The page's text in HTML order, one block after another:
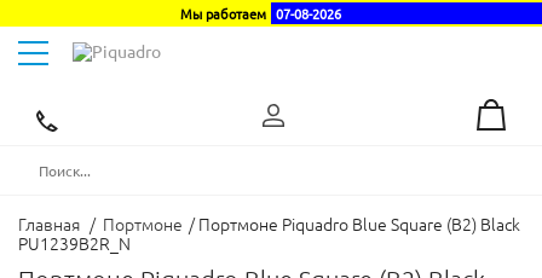
Мы работаем 07-08-2026
Toggle
navigation
Главная / Портмоне / Портмоне Piquadro Blue Square (B2) Black
PU1239B2R_N